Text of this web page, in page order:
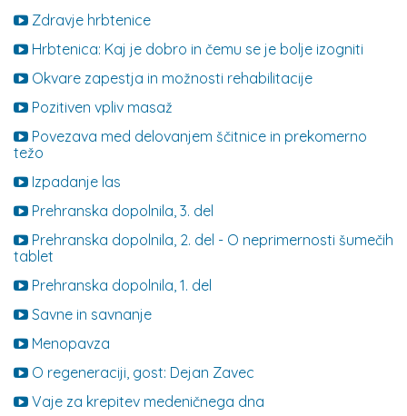
Zdravje hrbtenice
Hrbtenica: Kaj je dobro in čemu se je bolje izogniti
Okvare zapestja in možnosti rehabilitacije
Pozitiven vpliv masaž
Povezava med delovanjem ščitnice in prekomerno
težo
Izpadanje las
Prehranska dopolnila, 3. del
Prehranska dopolnila, 2. del - O neprimernosti šumečih
tablet
Prehranska dopolnila, 1. del
Savne in savnanje
Menopavza
O regeneraciji, gost: Dejan Zavec
Vaje za krepitev medeničnega dna